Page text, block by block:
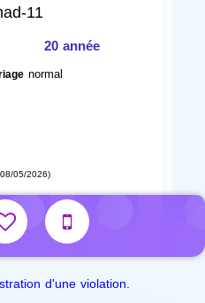
11
20 année
normal
05/2026)
d'une violation.